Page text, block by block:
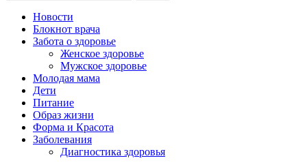
Новости
Блокнот врача
Забота о здоровье
Женское здоровье
Мужское здоровье
Молодая мама
Дети
Питание
Образ жизни
Форма и Красота
Заболевания
Диагностика здоровья